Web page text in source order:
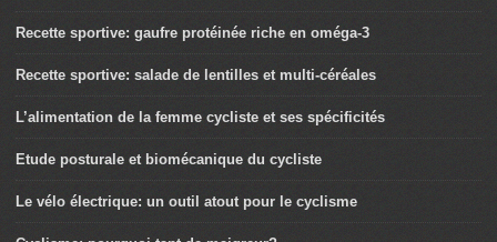
Recette sportive: gaufre protéinée riche en oméga-3
Recette sportive: salade de lentilles et multi-céréales
L’alimentation de la femme cycliste et ses spécificités
Etude posturale et biomécanique du cycliste
Le vélo électrique: un outil atout pour le cyclisme